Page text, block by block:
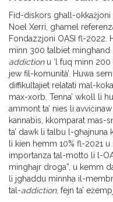
Fid-diskors għall-okkażjoni
Noel Xerri, għamel
Fondazzjoni OASI fl-2022.
minn 300 talbiet mingħand
addictionu ‘l fuq minn 200
jew fil-komunità’. Huwa
diffikultajiet relatati mal-
max-xorb. Tenna’ wkoll li
ammont ta’ nies li
kannabis, kkomparat mas-
ta’ dawk li talbu l-għajnuna
li kien hemm 10% fl-2021
importanza tal-motto li l-
mingħajr droga”, u kemm
li jgħaddu minnha il-
tal-addiction, fejn ta’